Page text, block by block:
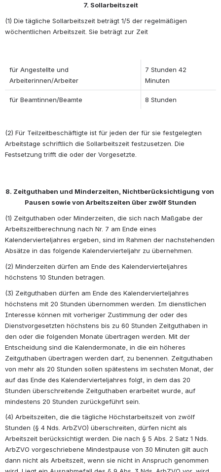
7. Sollarbeitszeit
(1) Die tägliche Sollarbeitszeit beträgt 1/5 der regelmäßigen
wöchentlichen Arbeitszeit. Sie beträgt zur Zeit
für Angestellte und
Arbeiterinnen/Arbeiter
7 Stunden 42
Minuten
für Beamtinnen/Beamte 8 Stunden
(2) Für Teilzeitbeschäftigte ist für jeden der für sie festgelegten
Arbeitstage schriftlich die Sollarbeitszeit festzusetzen. Die
Festsetzung trifft die oder der Vorgesetzte.
8. Zeitguthaben und Minderzeiten, Nichtberücksichtigung von
Pausen sowie von Arbeitszeiten über zwölf Stunden
(1) Zeitguthaben oder Minderzeiten, die sich nach Maßgabe der
Arbeitszeitberechnung nach Nr. 7 am Ende eines
Kalendervierteljahres ergeben, sind im Rahmen der nachstehenden
Absätze in das folgende Kalendervierteljahr zu übernehmen.
(2) Minderzeiten dürfen am Ende des Kalendervierteljahres
höchstens 10 Stunden betragen.
(3) Zeitguthaben dürfen am Ende des Kalendervierteljahres
höchstens mit 20 Stunden übernommen werden. Im dienstlichen
Interesse können mit vorheriger Zustimmung der oder des
Dienstvorgesetzten höchstens bis zu 60 Stunden Zeitguthaben in
den oder die folgenden Monate übertragen werden. Mit der
Entscheidung sind die Kalendermonate, in die ein höheres
Zeitguthaben übertragen werden darf, zu benennen. Zeitguthaben
von mehr als 20 Stunden sollen spätestens im sechsten Monat, der
auf das Ende des Kalendervierteljahres folgt, in dem das 20
Stunden überschreitende Zeitguthaben erarbeitet wurde, auf
mindestens 20 Stunden zurückgeführt sein.
(4) Arbeitszeiten, die die tägliche Höchstarbeitszeit von zwölf
Stunden (§ 4 Nds. ArbZVO) überschreiten, dürfen nicht als
Arbeitszeit berücksichtigt werden. Die nach § 5 Abs. 2 Satz 1 Nds.
ArbZVO vorgeschriebene Mindestpause von 30 Minuten gilt auch
dann nicht als Arbeitszeit, wenn sie nicht in Anspruch genommen